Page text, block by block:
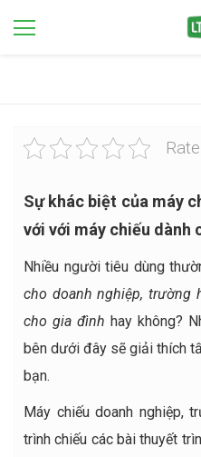
Sự khác biệt của máy
với với máy chiếu dành
Nhiều người tiêu dùng
cho doanh nghiệp, trường
cho gia đình hay không?
bên dưới đây sẽ giải thích
bạn.
Máy chiếu doanh nghiệp,
trình chiếu các bài thuyết